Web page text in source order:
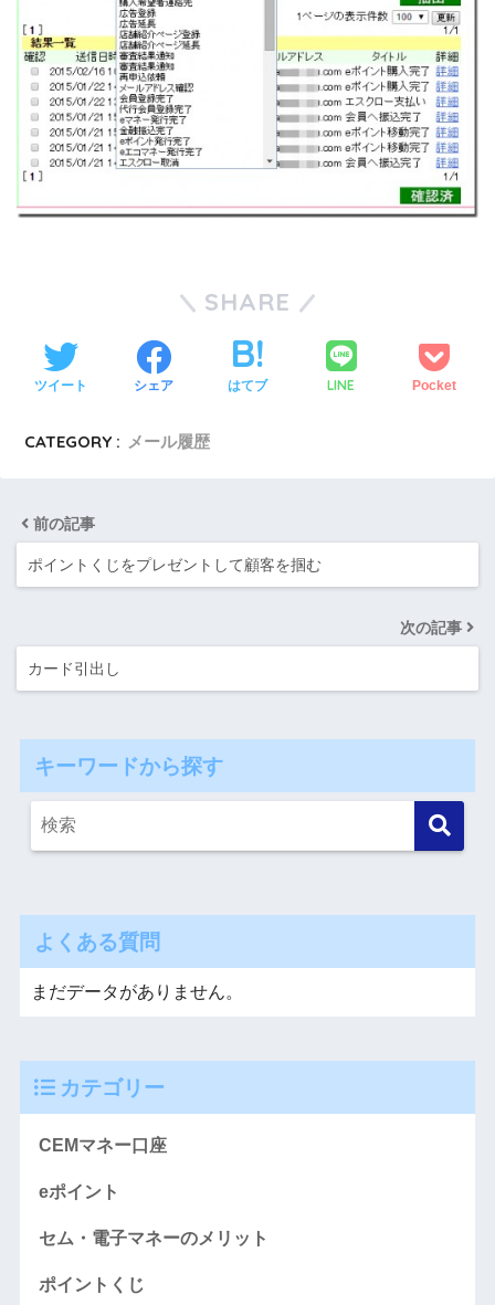
SHARE
ツイート シェア はてブ LINE Pocket
CATEGORY : メール履歴
前の記事
ポイントくじをプレゼントして顧客を掴む
次の記事
カード引出し
キーワードから探す
よくある質問
まだデータがありません。
カテゴリー
CEMマネー口座
eポイント
セム・電子マネーのメリット
ポイントくじ